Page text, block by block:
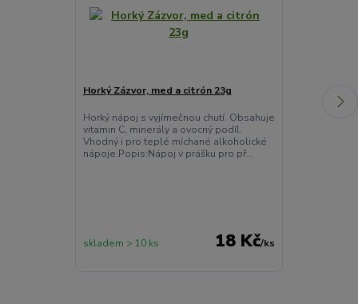
Horký Zázvor, med a citrón 23g
Horký nápoj s vyjímečnou chutí. Obsahuje
vitamin C, minerály a ovocný podíl.
Vhodný i pro teplé míchané alkoholické
nápoje.Popis:Nápoj v prášku pro př...
18 Kč/ks
skladem > 10 ks